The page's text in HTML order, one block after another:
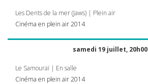
Les Dents de la mer (Jaws) | Plein air
Cinéma en plein air 2014
samedi 19 juillet, 20h00
Le Samouraï | En salle
Cinéma en plein air 2014